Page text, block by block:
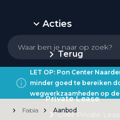
Acties
Terug
Private Lease
Over Private
LET OP: Pon Center
minder goed te bereiken
wegwerkzaamheden op de
Fabia Aanbod